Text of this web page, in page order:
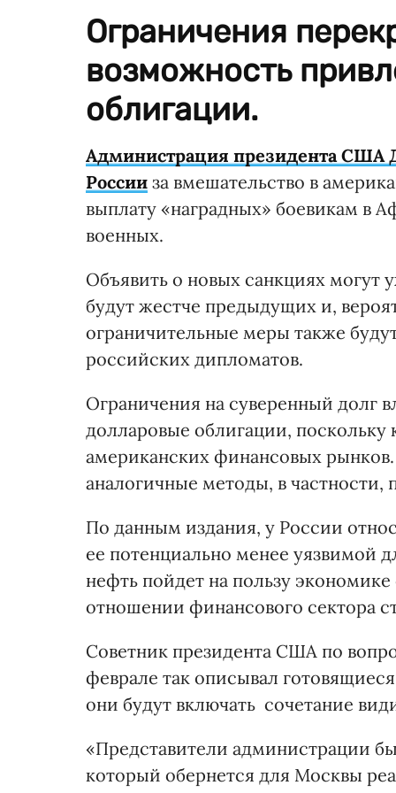
Ограничения
возможность
облигации.
Администрация президента США
России за вмешательство в
выплату «наградных» боевикам в
военных.
Объявить о новых санкциях могут
будут жестче предыдущих и,
ограничительные меры также
российских дипломатов.
Ограничения на суверенный долг
долларовые облигации,
американских финансовых
аналогичные методы, в частности,
По данным издания, у России
ее потенциально менее уязвимой
нефть пойдет на пользу
отношении финансового сектора
Советник президента США по
феврале так описывал
они будут включать сочетание
«Представители администрации
который обернется для Москвы